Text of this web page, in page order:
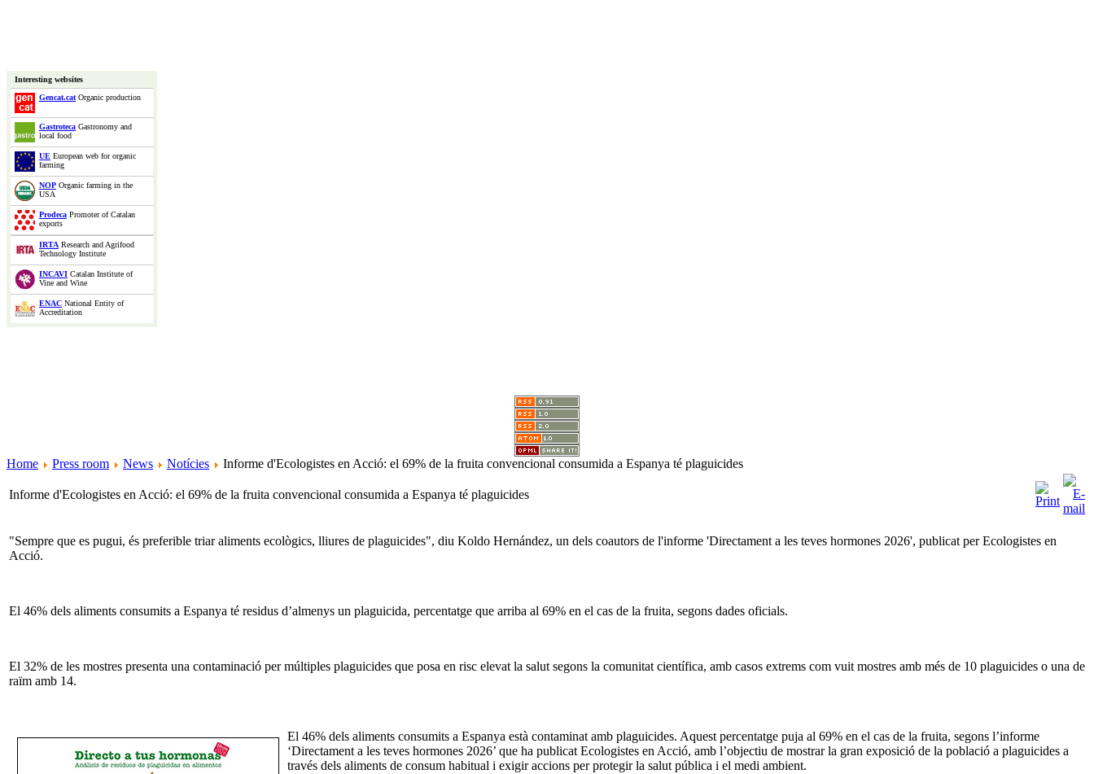
Interesting websites
Gencat.catOrganic production
Gastroteca Gastronomy and
local food
UE European web for organic
farming
NOP Organic farming in the
USA
Prodeca Promoter of Catalan
exports
IRTA Research and Agrifood
Technology Institute
INCAVI Catalan Institute of
Vine and Wine
ENAC National Entity of
Accreditation
Home Press room News Notícies Informe d'Ecologistes en Acció: el 69% de la fruita convencional consumida a Espanya té plaguicides
Informe d'Ecologistes en Acció: el 69% de la fruita convencional consumida a Espanya té plaguicides
"Sempre que es pugui, és preferible triar aliments ecològics, lliures de plaguicides", diu Koldo Hernández, un dels coautors de l'informe 'Directament a les teves hormones 2026', publicat per Ecologistes en
Acció.
El 46% dels aliments consumits a Espanya té residus d’almenys un plaguicida, percentatge que arriba al 69% en el cas de la fruita, segons dades oficials.
El 32% de les mostres presenta una contaminació per múltiples plaguicides que posa en risc elevat la salut segons la comunitat científica, amb casos extrems com vuit mostres amb més de 10 plaguicides o una de
raïm amb 14.
El 46% dels aliments consumits a Espanya està contaminat amb plaguicides. Aquest percentatge puja al 69% en el cas de la fruita, segons l’informe
‘Directament a les teves hormones 2026’ que ha publicat Ecologistes en Acció, amb l’objectiu de mostrar la gran exposició de la població a plaguicides a
través dels aliments de consum habitual i exigir accions per protegir la salut pública i el medi ambient.